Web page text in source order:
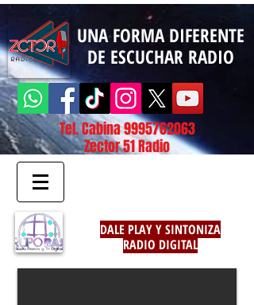
UNA FORMA DIFERENTE
DE ESCUCHAR RADIO
Tel. Cabina9995762063
Zector 51 Radio
DALE PLAY Y SINTONIZA
RADIO DIGITAL